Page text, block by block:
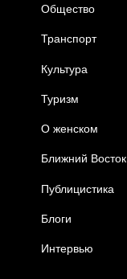
Общество
Транспорт
Культура
Туризм
О женском
Ближний Восток
Публицистика
Блоги
Интервью